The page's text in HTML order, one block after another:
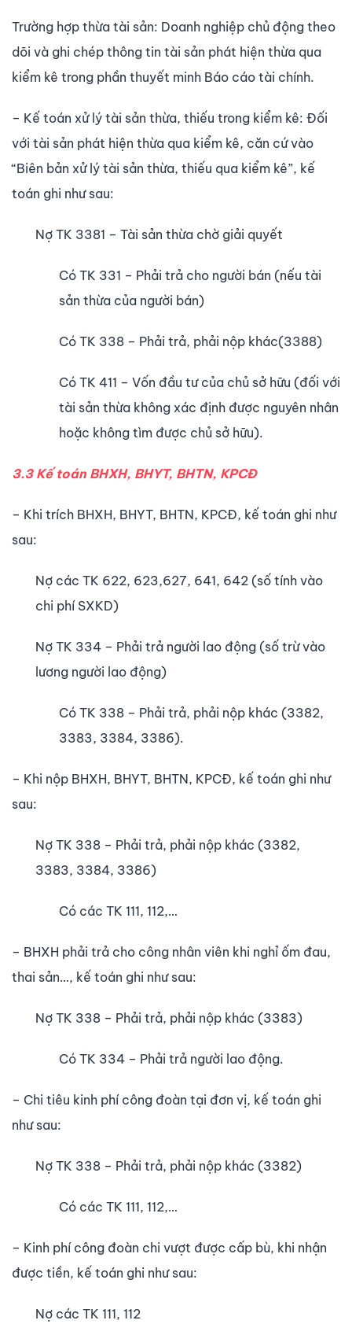
Trường hợp thừa tài sản: Doanh nghiệp chủ động theo
dõi và ghi chép thông tin tài sản phát hiện thừa qua
kiểm kê trong phần thuyết minh Báo cáo tài chính.
– Kế toán xử lý tài sản thừa, thiếu trong kiểm kê: Đối
với tài sản phát hiện thừa qua kiểm kê, căn cứ vào
“Biên bản xử lý tài sản thừa, thiếu qua kiểm kê”, kế
toán ghi như sau:
Nợ TK 3381 – Tài sản thừa chờ giải quyết
Có TK 331 – Phải trả cho người bán (nếu tài
sản thừa của người bán)
Có TK 338 – Phải trả, phải nộp khác(3388)
Có TK 411 – Vốn đầu tư của chủ sở hữu (đối với
tài sản thừa không xác định được nguyên nhân
hoặc không tìm được chủ sở hữu).
3.3 Kế toán BHXH, BHYT, BHTN, KPCĐ
– Khi trích BHXH, BHYT, BHTN, KPCĐ, kế toán ghi như
sau:
Nợ các TK 622, 623,627, 641, 642 (số tính vào
chi phí SXKD)
Nợ TK 334 – Phải trả người lao động (số trừ vào
lương người lao động)
Có TK 338 – Phải trả, phải nộp khác (3382,
3383, 3384, 3386).
– Khi nộp BHXH, BHYT, BHTN, KPCĐ, kế toán ghi như
sau:
Nợ TK 338 – Phải trả, phải nộp khác (3382,
3383, 3384, 3386)
Có các TK 111, 112,…
– BHXH phải trả cho công nhân viên khi nghỉ ốm đau,
thai sản…, kế toán ghi như sau:
Nợ TK 338 – Phải trả, phải nộp khác (3383)
Có TK 334 – Phải trả người lao động.
– Chi tiêu kinh phí công đoàn tại đơn vị, kế toán ghi
như sau:
Nợ TK 338 – Phải trả, phải nộp khác (3382)
Có các TK 111, 112,…
– Kinh phí công đoàn chi vư­ợt đư­ợc cấp bù, khi nhận
được tiền, kế toán ghi như sau:
Nợ các TK 111, 112